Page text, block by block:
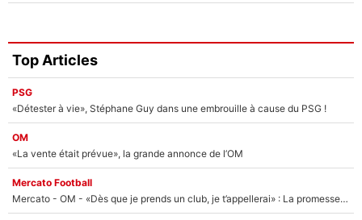
Top Articles
PSG
«Détester à vie», Stéphane Guy dans une embrouille à cause du PSG !
OM
«La vente était prévue», la grande annonce de l’OM
Mercato Football
Mercato - OM - «Dès que je prends un club, je t’appellerai» : La promesse de Marcelino au moment de claquer la porte